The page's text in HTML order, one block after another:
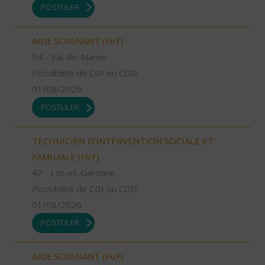
POSTULER
AIDE SOIGNANT (H/F)
94 - Val-de-Marne
Possibilité de CDI ou CDD
01/08/2026
POSTULER
TECHNICIEN D’INTERVENTION SOCIALE ET
FAMILIALE (H/F)
47 - Lot-et-Garonne
Possibilité de CDI ou CDD
01/08/2026
POSTULER
AIDE SOIGNANT (H/F)